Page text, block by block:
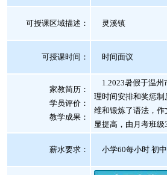
可授课区域描述： 灵溪镇
可授课时间： 时间面议
家教简历：
学员评价：
教学成果：
1.2023暑假于温州
理时间安排和奖惩
维和锻炼了语法，
显提高，由月考班级
薪水要求： 小学60每小时 初